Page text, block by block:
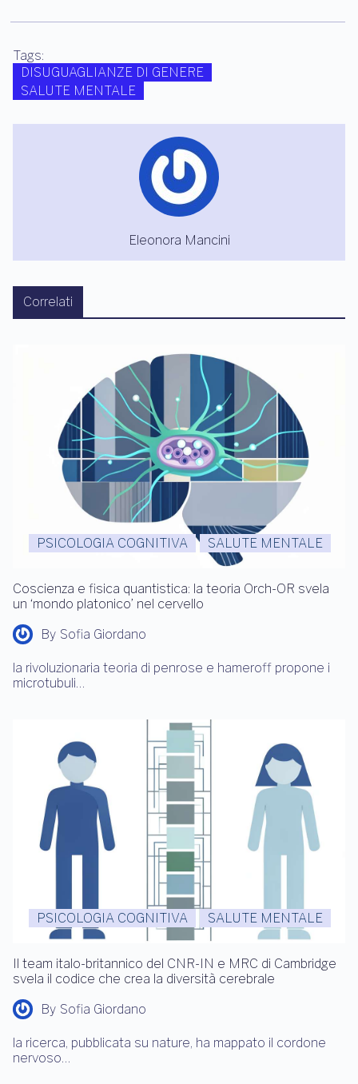
Tags:
DISUGUAGLIANZE DI GENERE
SALUTE MENTALE
Eleonora Mancini
Correlati
PSICOLOGIA COGNITIVA SALUTE MENTALE
Coscienza e fisica quantistica: la teoria Orch-OR svela
un ‘mondo platonico’ nel cervello
By Sofia Giordano
la rivoluzionaria teoria di penrose e hameroff propone i
microtubuli…
PSICOLOGIA COGNITIVA SALUTE MENTALE
Il team italo-britannico del CNR-IN e MRC di Cambridge
svela il codice che crea la diversità cerebrale
By Sofia Giordano
la ricerca, pubblicata su nature, ha mappato il cordone
nervoso…